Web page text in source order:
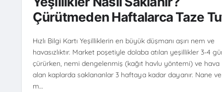
SAKLAMA
Çürütmeden Haftalarca Taze
Hızlı Bilgi Kartı Yeşilliklerin en büyük düşmanı aşırı nem ve
havasızlıktır. Market poşetiyle dolaba atılan yeşillikler 3-4
çürürken, nemi dengelenmiş (kağıt havlu yöntemi) ve hava
alan kaplarda saklananlar 3 haftaya kadar dayanır. Nane ve
m…